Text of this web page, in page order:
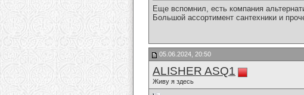
Еще вспомнил, есть компания
Большой ассортимент сантехники и
05.06.2024, 20:50
ALISHER ASQ1
Живу я здесь